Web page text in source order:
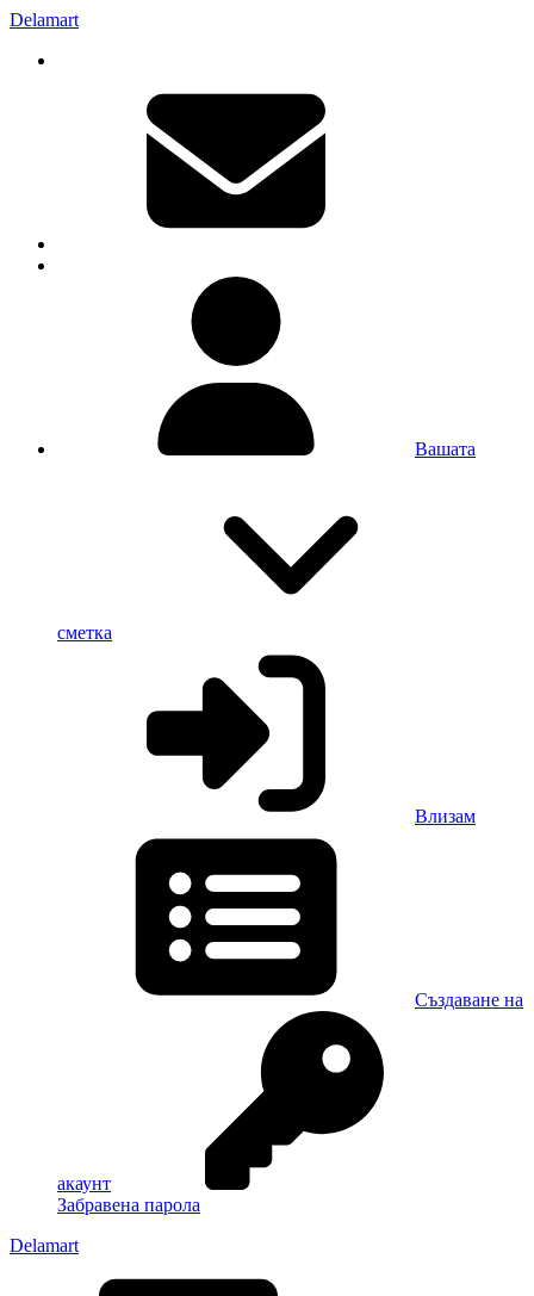
Delamart
Вашата
сметка
Влизам
Създаване на
акаунт
Забравена парола
Delamart